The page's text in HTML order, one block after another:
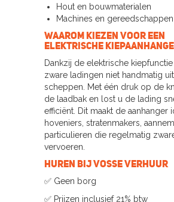
Hout en bouwmaterialen
Machines en gereedschappen
Waarom kiezen voor een
elektrische
Dankzij de elektrische
zware ladingen niet handmatig
scheppen. Met één druk op de
de laadbak en lost u de lading
efficiënt. Dit maakt de aanhanger
hoveniers, stratenmakers,
particulieren die regelmatig
vervoeren.
Huren bij Vosse Verhuur
✅ Geen borg
✅ Prijzen inclusief 21% btw